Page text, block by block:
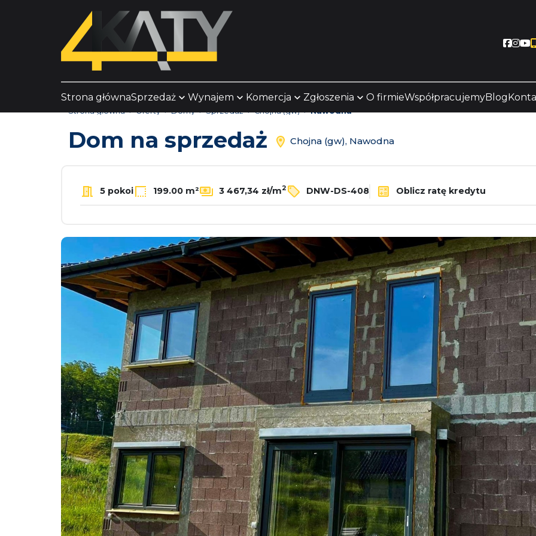
Strona głównaSprzedaż Wynajem Komercja Zgłoszenia O firmieWspółpracujemyBlog
Strona główna Oferty Domy Sprzedaż Chojna (gw) Nawodna
Dom na sprzedaż Chojna (gw), Nawodna
5 pokoi 199.00 m² 3 467,34 zł/m2 DNW-DS-408 Oblicz ratę kredytu